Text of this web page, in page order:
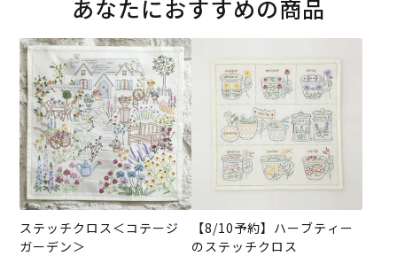
あなたにおすすめの商品
ステッチクロス＜コテージ
ガーデン＞
【8/10予約】ハーブティー
のステッチクロス